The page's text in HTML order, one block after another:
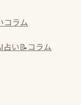
コラム
占い📝コラム